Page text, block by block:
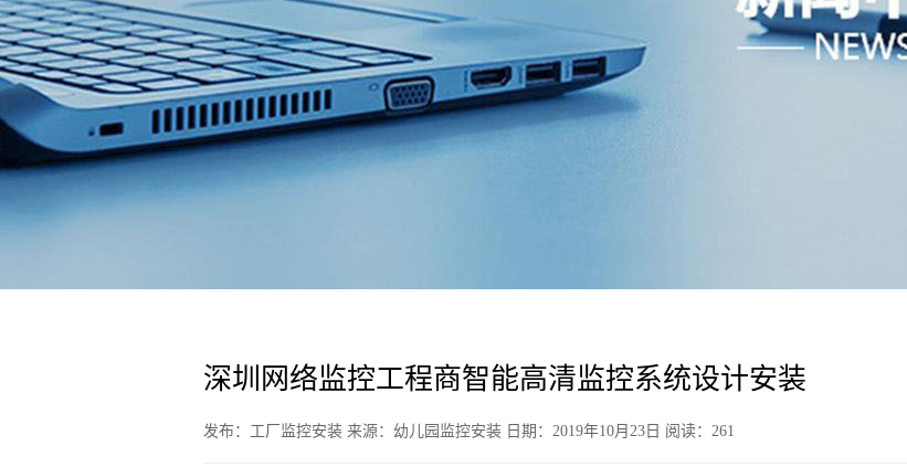
深圳网络监控工程商智能高清监控系统设计安装
发布：工厂监控安装 来源：幼儿园监控安装 日期：2019年10月23日 阅读：261